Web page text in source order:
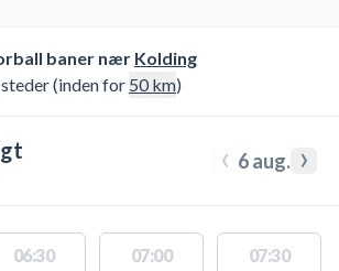
baner nær Kolding
(inden for 50km)
‹ 6 aug. ›
06:30 07:00 07:30